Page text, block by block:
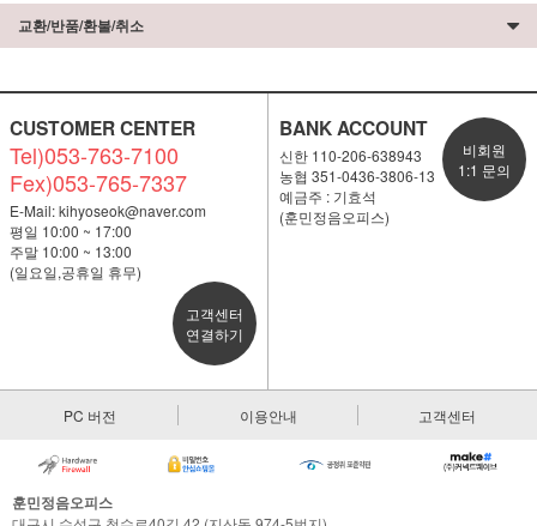
교환/반품/환불/취소
CUSTOMER CENTER
Tel)053-763-7100
Fex)053-765-7337
E-Mail:kihyoseok@naver.com
평일 10:00 ~ 17:00
주말 10:00 ~ 13:00
(일요일,공휴일 휴무)
고객센터
연결하기
BANK ACCOUNT
신한 110-206-638943
농협 351-0436-3806-13
예금주 : 기효석
(훈민정음오피스)
비회원
1:1 문의
PC 버전 이용안내 고객센터
훈민정음오피스